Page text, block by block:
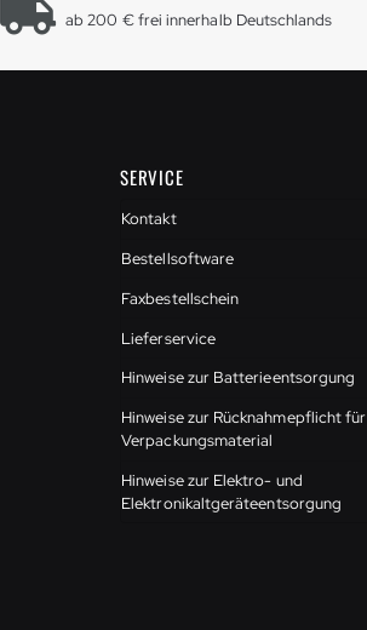
ab 200 € frei innerhalb Deutschlands
SERVICE
Kontakt
Bestellsoftware
Faxbestellschein
Lieferservice
Hinweise zur Batterieentsorgung
Hinweise zur Rücknahmepflicht für
Verpackungsmaterial
Hinweise zur Elektro- und
Elektronikaltgeräteentsorgung